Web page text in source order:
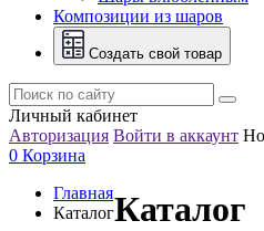
Композиции из шаров
Создать свой товар
Личный кабинет
Авторизация Войти в аккаунт
0 Корзина
Главная
КаталогКаталог